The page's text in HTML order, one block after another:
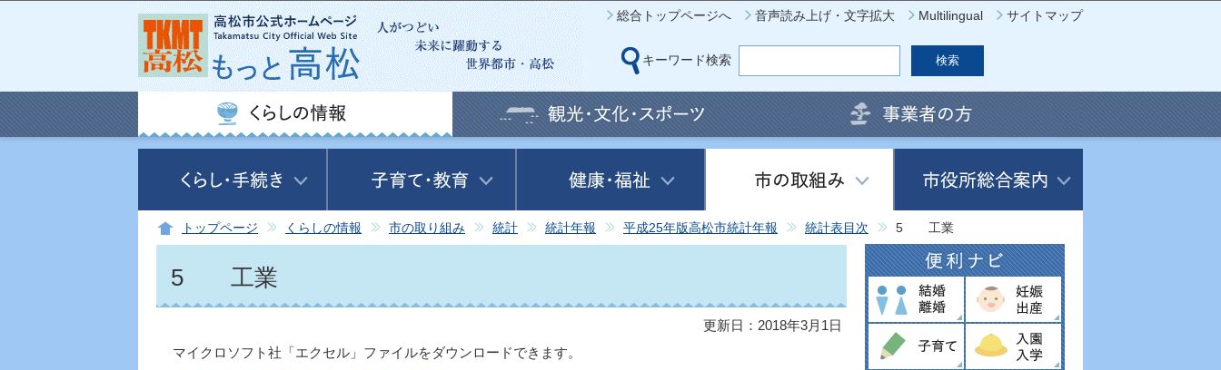
このページの本文へ移動
総合トップページへ 音声読み上げ・文字拡大 Multilingual サイトマップ
キーワード検索
トップページ くらしの情報 市の取り組み 統計 統計年報 平成25年版高松市統計年報 統計表目次 5 工業
5 工業
更新日：2018年3月1日
マイクロソフト社「エクセル」ファイルをダウンロードできます。